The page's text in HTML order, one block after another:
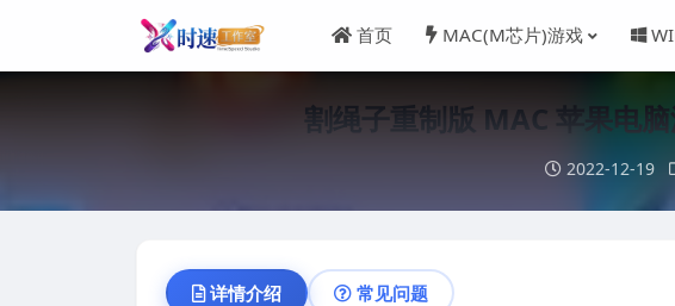
首页 MAC(M芯片)游戏
割绳子重制版 MAC 苹果电
2022-12-19
详情介绍 常见问题